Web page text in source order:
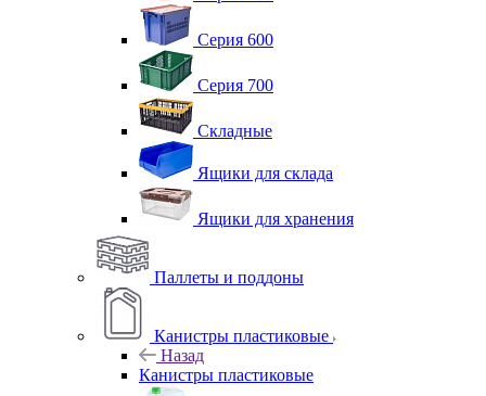
Серия 600
Серия 700
Складные
Ящики для склада
Ящики для хранения
Паллеты и поддоны
Канистры пластиковые
Назад
Канистры пластиковые